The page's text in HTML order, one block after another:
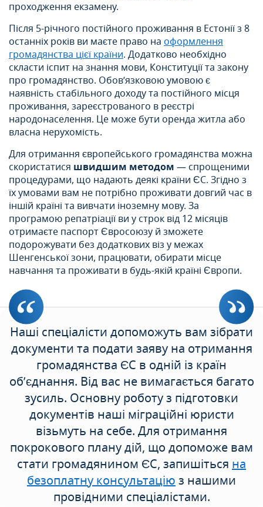
проходження екзамену.
Після 5-річного постійного проживання в Естонії з 8
останніх років ви маєте право на оформлення
громадянства цієї країни. Додатково необхідно
скласти іспит на знання мови, Конституції та закону
про громадянство. Обов’язковою умовою є
наявність стабільного доходу та постійного місця
проживання, зареєстрованого в реєстрі
народонаселення. Це може бути оренда житла або
власна нерухомість.
Для отримання європейського громадянства можна
скористатися швидшим методом — спрощеними
процедурами, що надають деякі країни ЄС. Згідно з
їх умовами вам не потрібно проживати довгий час в
іншій країні та вивчати іноземну мову. За
програмою репатріації ви у строк від 12 місяців
отримаєте паспорт Євросоюзу й зможете
подорожувати без додаткових віз у межах
Шенгенської зони, працювати, обирати місце
навчання та проживати в будь-якій країні Європи.
Наші спеціалісти допоможуть вам зібрати
документи та подати заяву на отримання
громадянства ЄС в одній із країн
об’єднання. Від вас не вимагається багато
зусиль. Основну роботу з підготовки
документів наші міграційні юристи
візьмуть на себе. Для отримання
покрокового плану дій, що допоможе вам
стати громадянином ЄС, запишіться на
безоплатну консультаціюз нашими
провідними спеціалістами.